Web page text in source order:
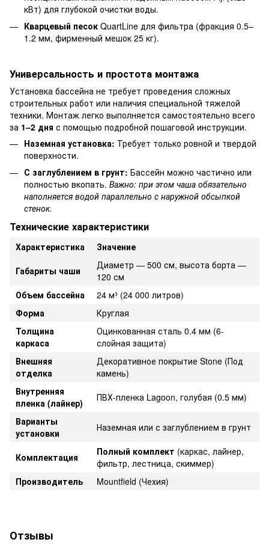
кВт) для глубокой очистки воды.
Кварцевый песок QuartLine для фильтра (фракция 0.5–
1.2 мм, фирменный мешок 25 кг).
Универсальность и простота монтажа
Установка бассейна не требует проведения сложных
строительных работ или наличия специальной тяжелой
техники. Монтаж легко выполняется самостоятельно всего
за 1–2 дня с помощью подробной пошаговой инструкции.
Наземная установка: Требует только ровной и твердой
поверхности.
С заглублением в грунт: Бассейн можно частично или
полностью вкопать. Важно: при этом чаша обязательно
наполняется водой параллельно с наружной обсыпкой
стенок.
Технические характеристики
Характеристика
Значение
Габариты чаши
Диаметр — 500 см, высота борта —
120 см
Объем бассейна
24 м³ (24 000 литров)
Форма
Круглая
Толщина
каркаса
Оцинкованная сталь 0.4 мм (6-
слойная защита)
Внешняя
отделка
Декоративное покрытие Stone (Под
камень)
Внутренняя
пленка (лайнер)
ПВХ-пленка Lagoon, голубая (0.5 мм)
Варианты
установки
Наземная или с заглублением в грунт
Комплектация Полный комплект (каркас, лайнер,
фильтр, лестница, скиммер)
Производитель
Mountfield (Чехия)
Отзывы